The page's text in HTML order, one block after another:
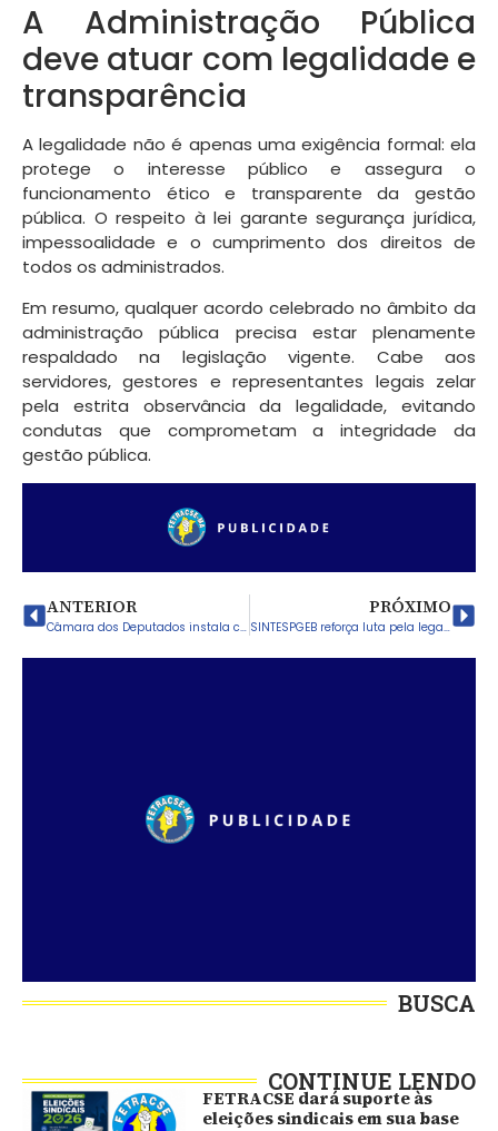
A Administração Pública
deve atuar com legalidade e
transparência
A legalidade não é apenas uma exigência formal: ela
protege o interesse público e assegura o
funcionamento ético e transparente da gestão
pública. O respeito à lei garante segurança jurídica,
impessoalidade e o cumprimento dos direitos de
todos os administrados.
Em resumo, qualquer acordo celebrado no âmbito da
administração pública precisa estar plenamente
respaldado na legislação vigente. Cabe aos
servidores, gestores e representantes legais zelar
pela estrita observância da legalidade, evitando
condutas que comprometam a integridade da
gestão pública.
ANTERIOR
Câmara dos Deputados instala comissão sobre isenção do Imposto de Renda até R$ 5 mil
PRÓXIMO
SINTESPGEB reforça luta pela legalidade da hora-aula de no máximo 50 minutos e acionará a justiça
BUSCA
CONTINUE LENDO
FETRACSE dará suporte às
eleições sindicais em sua base